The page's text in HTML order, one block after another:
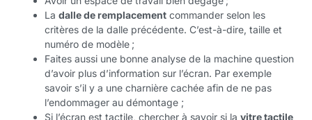
La dalle de remplacement commander selon les
critères de la dalle précédente. C’est-à-dire, taille et
numéro de modèle ;
Faites aussi une bonne analyse de la machine question
d’avoir plus d’information sur l’écran. Par exemple
savoir s’il y a une charnière cachée afin de ne pas
l’endommager au démontage ;
Si l’écran est tactile, chercher à savoir si la vitre tactile